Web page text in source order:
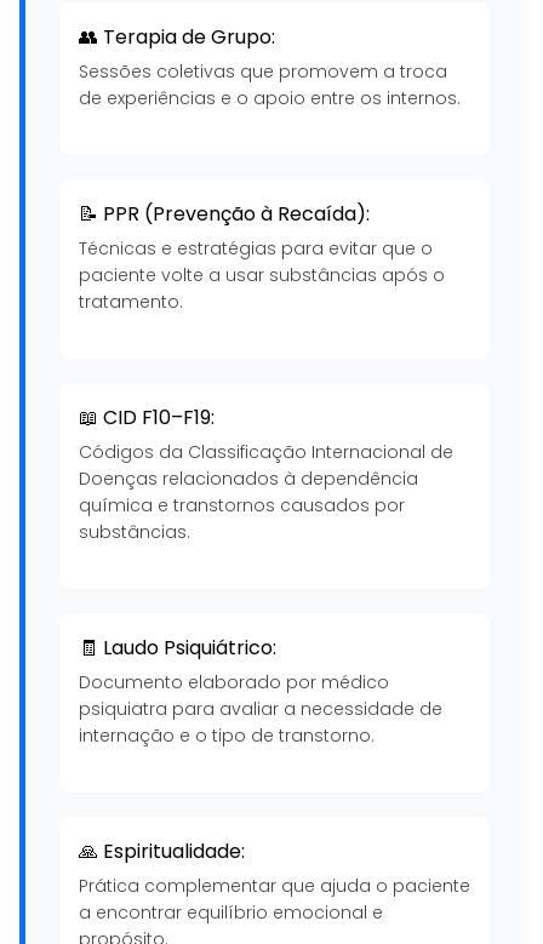
👥 Terapia de Grupo:
Sessões coletivas que promovem a troca
de experiências e o apoio entre os internos.
📝 PPR (Prevenção à Recaída):
Técnicas e estratégias para evitar que o
paciente volte a usar substâncias após o
tratamento.
📖 CID F10–F19:
Códigos da Classificação Internacional de
Doenças relacionados à dependência
química e transtornos causados por
substâncias.
🧾 Laudo Psiquiátrico:
Documento elaborado por médico
psiquiatra para avaliar a necessidade de
internação e o tipo de transtorno.
🙏 Espiritualidade:
Prática complementar que ajuda o paciente
a encontrar equilíbrio emocional e